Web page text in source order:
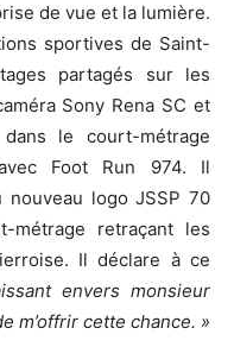
de vue et la lumière.
sportives de Saint-
partagés sur les
Sony Rena SC et
le court-métrage
Foot Run 974. Il
logo JSSP 70
retraçant les
Il déclare à ce
envers monsieur
m’offrir cette chance. »